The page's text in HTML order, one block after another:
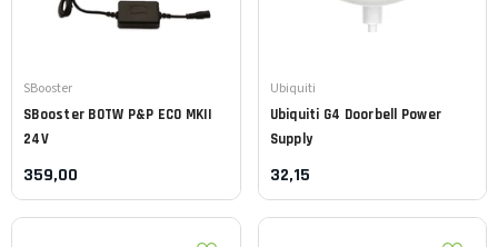
Leverancier:
SBooster
SBooster BOTW P&P ECO MKII
24V
359,00
Leverancier:
Ubiquiti
Ubiquiti G4 Doorbell Power
Supply
32,15